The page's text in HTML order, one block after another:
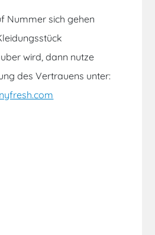
Nummer sich gehen
wird, dann nutze
des Vertrauens unter: